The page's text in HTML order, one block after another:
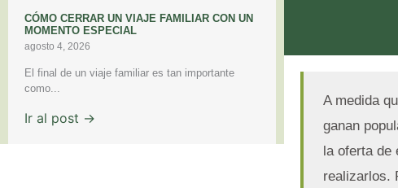
CÓMO CERRAR UN VIAJE FAMILIAR CON UN
MOMENTO ESPECIAL
agosto 4, 2026
El final de un viaje familiar es tan importante
como...
Ir al post →
A medida
ganan
la oferta de
realizarlos.